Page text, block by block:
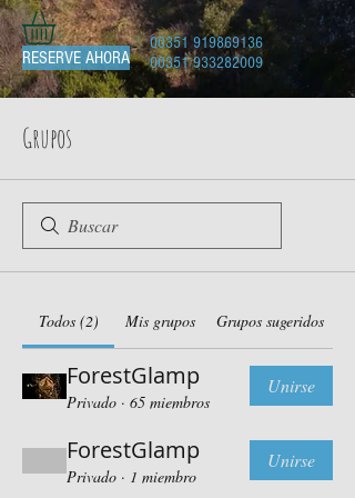
RESERVE AHORA
00351 919869136
00351 933282009
Grupos
Todos (2) Mis grupos Grupos sugeridos
ForestGlamp
Privado · 65 miembros
Unirse
ForestGlamp
Privado · 1 miembro
Unirse